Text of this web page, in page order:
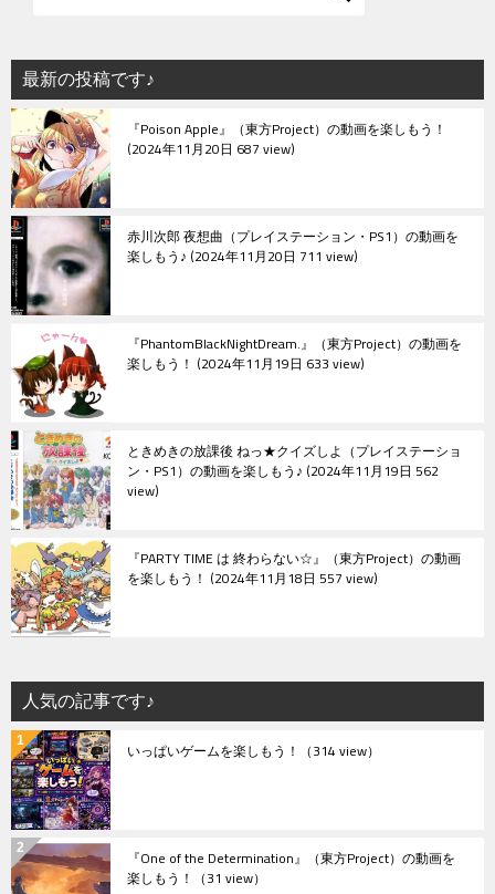
最新の投稿です♪
『Poison Apple』（東方Project）の動画を楽しもう！
2024年11月20日 687 view
赤川次郎 夜想曲（プレイステーション・PS1）の動画を
楽しもう♪ 2024年11月20日 711 view
『PhantomBlackNightDream.』（東方Project）の動画を
楽しもう！ 2024年11月19日 633 view
ときめきの放課後 ねっ★クイズしよ（プレイステーショ
ン・PS1）の動画を楽しもう♪ 2024年11月19日 562
view
『PARTY TIME は 終わらない☆』（東方Project）の動画
を楽しもう！ 2024年11月18日 557 view
人気の記事です♪
いっぱいゲームを楽しもう！ （314 view）
『One of the Determination』（東方Project）の動画を
楽しもう！ （31 view）